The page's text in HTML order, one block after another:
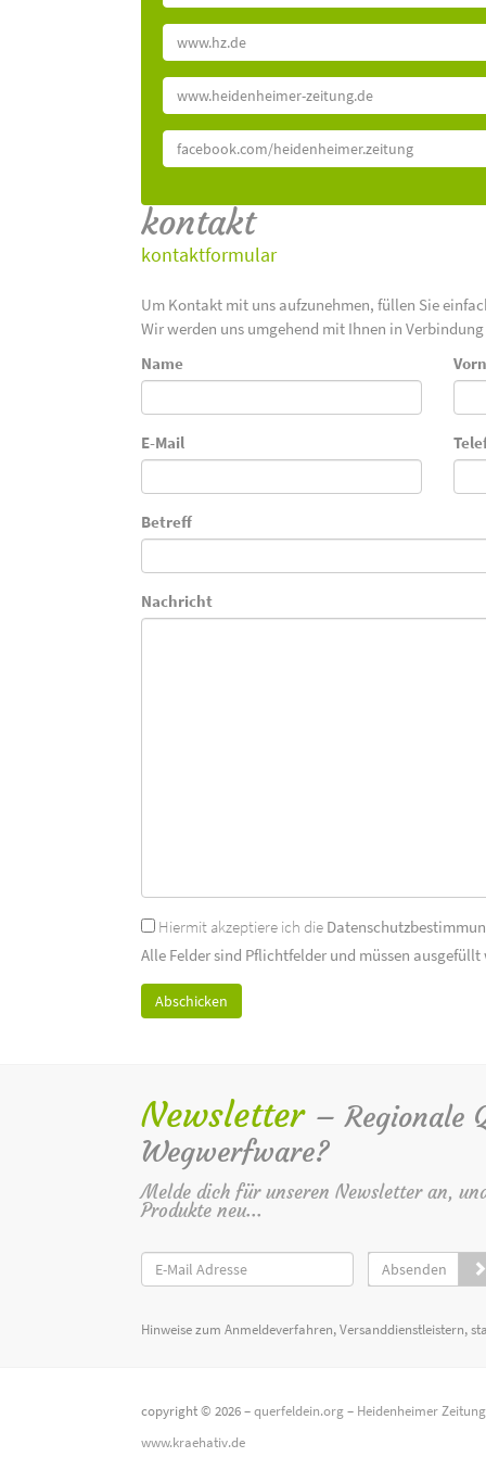
www.hz.de
www.heidenheimer-zeitung.de
facebook.com/heidenheimer.zeitung
kontakt
kontaktformular
Um Kontakt mit uns aufzunehmen, füllen Sie
Wir werden uns umgehend mit Ihnen in
Name
E-Mail
Betreff
Nachricht
Hiermit akzeptiere ich die
Alle Felder sind Pflichtfelder und müssen ausgefüllt
Newsletter – Regionale
Wegwerfware?
Melde dich für unseren Newsletter an,
Produkte neu...
Absenden
Hinweise zum Anmeldeverfahren, Versanddienstleistern,
copyright © 2026 –querfeldein.org– Heidenheimer
www.kraehativ.de